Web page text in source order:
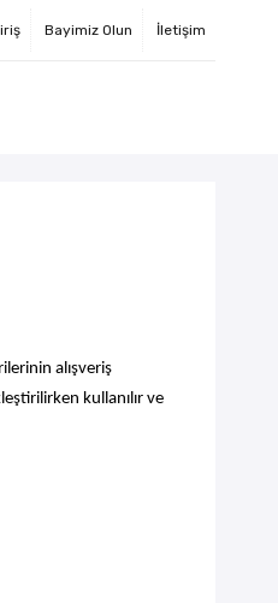
Bayimiz Olun İletişim
alışveriş
kullanılır ve